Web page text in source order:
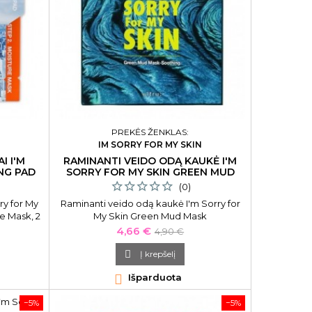
I'M
PAD
for My
Mask, 2
PREKĖS ŽENKLAS:
IM SORRY FOR MY SKIN
RAMINANTI VEIDO ODĄ KAUKĖ I'M
SORRY FOR MY SKIN GREEN MUD
(0)
Raminanti veido odą kaukė I'm Sorry for
My Skin Green Mud Mask
Soothing,SFMS3671, 18 g.
Kaina
4,66 € Bazinė
kaina
4,90 €
 Į krepšelį
 Išparduota
−5% −5%